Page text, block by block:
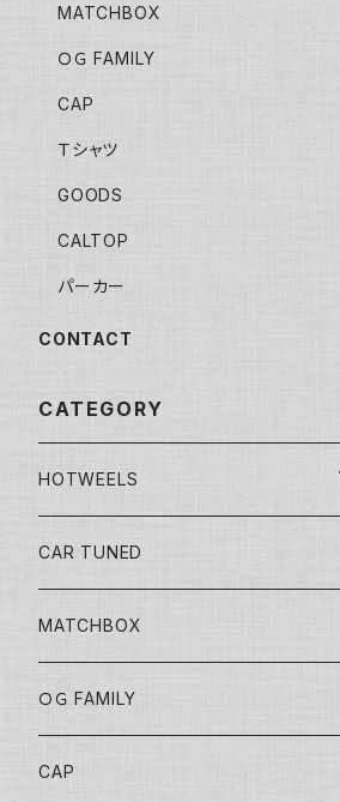
MATCHBOX
ＯＧ FAMILY
CAP
Ｔシャツ
GOODS
CALTOP
パーカー
CONTACT
CATEGORY
HOTWEELS
BASIC
FAST&FURIOUS
CAR CULTURE
POP CULTURE
CAR TUNED
MATCHBOX
ＯＧ FAMILY
CAP